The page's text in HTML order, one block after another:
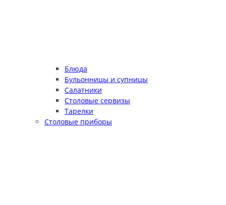
Блюда
Бульонницы и супницы
Салатники
Столовые сервизы
Тарелки
Столовые приборы